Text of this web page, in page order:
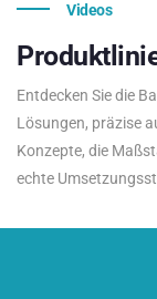
Videos
Entdecken Sie die
Lösungen, präzise
Konzepte, die
echte